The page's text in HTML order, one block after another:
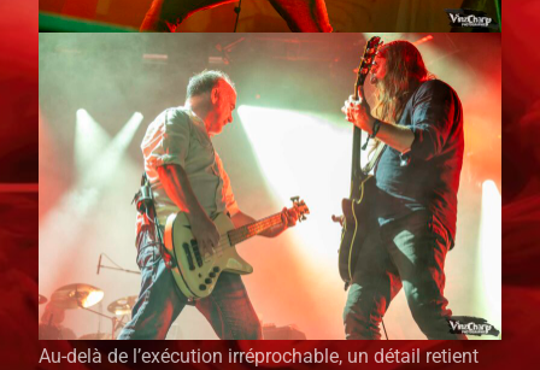
Au-delà de l’exécution irréprochable, un détail retient